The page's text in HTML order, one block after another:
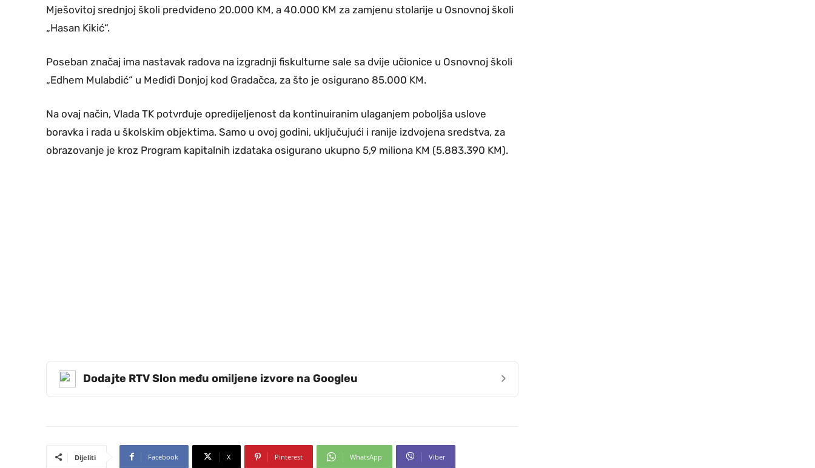
Mješovitoj srednjoj školi predviđeno 20.000 KM, a 40.000 KM za zamjenu stolarije u Osnovnoj školi
„Hasan Kikić“.
Poseban značaj ima nastavak radova na izgradnji fiskulturne sale sa dvije učionice u Osnovnoj školi
„Edhem Mulabdić“ u Međiđi Donjoj kod Gradačca, za što je osigurano 85.000 KM.
Na ovaj način, Vlada TK potvrđuje opredijeljenost da kontinuiranim ulaganjem poboljša uslove
boravka i rada u školskim objektima. Samo u ovoj godini, uključujući i ranije izdvojena sredstva, za
obrazovanje je kroz Program kapitalnih izdataka osigurano ukupno 5,9 miliona KM (5.883.390 KM).
Dodajte RTV Slon među omiljene izvore na Googleu ›
Dijeliti Facebook X Pinterest WhatsApp Viber